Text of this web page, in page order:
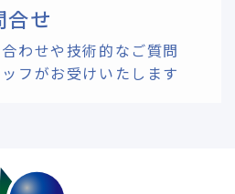
合せ
わせや技術的なご質問
フがお受けいたします